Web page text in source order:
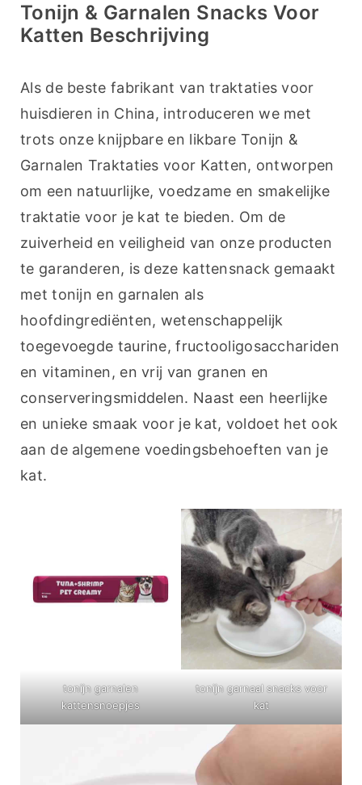
Tonijn & Garnalen Snacks Voor
Katten Beschrijving
Als de beste fabrikant van traktaties voor
huisdieren in China, introduceren we met
trots onze knijpbare en likbare Tonijn &
Garnalen Traktaties voor Katten, ontworpen
om een natuurlijke, voedzame en smakelijke
traktatie voor je kat te bieden. Om de
zuiverheid en veiligheid van onze producten
te garanderen, is deze kattensnack gemaakt
met tonijn en garnalen als
hoofdingrediënten, wetenschappelijk
toegevoegde taurine, fructooligosacchariden
en vitaminen, en vrij van granen en
conserveringsmiddelen. Naast een heerlijke
en unieke smaak voor je kat, voldoet het ook
aan de algemene voedingsbehoeften van je
kat.
tonijn garnalen
kattensnoepjes
tonijn garnaal snacks voor
kat